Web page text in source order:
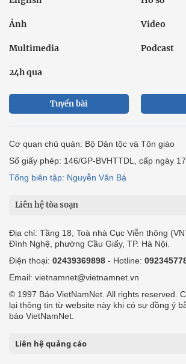
Ảnh Video
Multimedia Podcast
24h qua
Tuyến bài
Cơ quan chủ quản: Bộ Dân tộc và Tôn giáo
Số giấy phép: 146/GP-BVHTTDL, cấp ngày
Tổng biên tập: Nguyễn Văn Bá
Liên hệ tòa soạn
Địa chỉ: Tầng 18, Toà nhà Cục Viễn thông
Đình Nghệ, phường Cầu Giấy, TP. Hà Nội.
Điện thoại: 02439369898 - Hotline:
Email: vietnamnet@vietnamnet.vn
© 1997 Báo VietNamNet. All rights reserved.
lại thông tin từ website này khi có sự đồng ý
báo VietNamNet.
Liên hệ quảng cáo